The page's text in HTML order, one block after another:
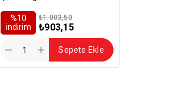
%10
i̇ndirim
₺903,15
₺1.003,50
Sepete Ekle